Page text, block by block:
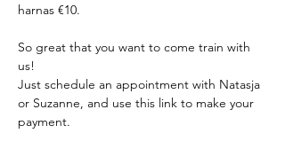
harnas €10.
So great that you want to come train with
us!
Just schedule an appointment with Natasja
or Suzanne, and use this link to make your
payment.